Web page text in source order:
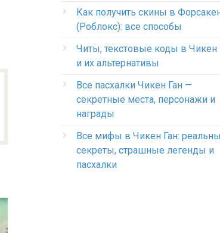
Как получить скины в
(Роблокс): все способы
Читы, текстовые коды в Чикен
и их альтернативы
Все пасхалки Чикен Ган —
секретные места, персонажи и
награды
Все мифы в Чикен Ган:
секреты, страшные легенды и
пасхалки